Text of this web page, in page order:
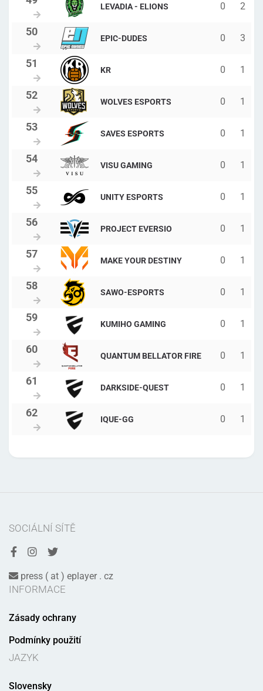
LEVADIA - ELIONS 0 2
EPIC-DUDES 0 3
KR 0 1
WOLVES ESPORTS 0 1
SAVES ESPORTS 0 1
VISU GAMING 0 1
UNITY ESPORTS 0 1
PROJECT EVERSIO 0 1
MAKE YOUR DESTINY 0 1
SAWO-ESPORTS 0 1
KUMIHO GAMING 0 1
QUANTUM BELLATOR FIRE 0 1
DARKSIDE-QUEST 0 1
IQUE-GG 0 1
SOCIÁLNÍ SÍTĚ
press ( at ) eplayer . cz
INFORMACE
Zásady ochrany
Podmínky použití
JAZYK
Slovensky